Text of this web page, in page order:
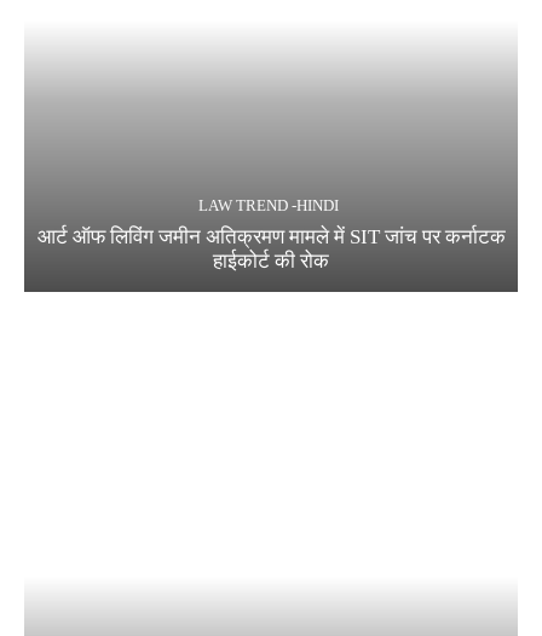
LAW TREND -HINDI
आर्ट ऑफ लिविंग जमीन अतिक्रमण मामले में SIT जांच पर कर्नाटक
हाईकोर्ट की रोक